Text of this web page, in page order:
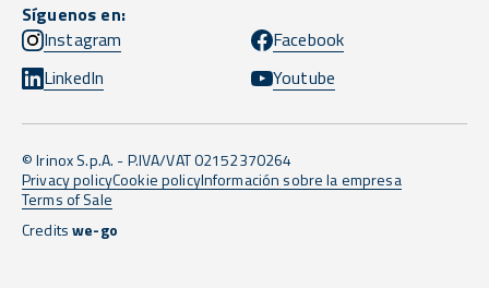
Síguenos en:
Instagram
Facebook
LinkedIn
Youtube
© Irinox S.p.A. - P.IVA/VAT 02152370264
Privacy policyCookie policyInformación sobre la empresa
Terms of Sale
Creditswe-go